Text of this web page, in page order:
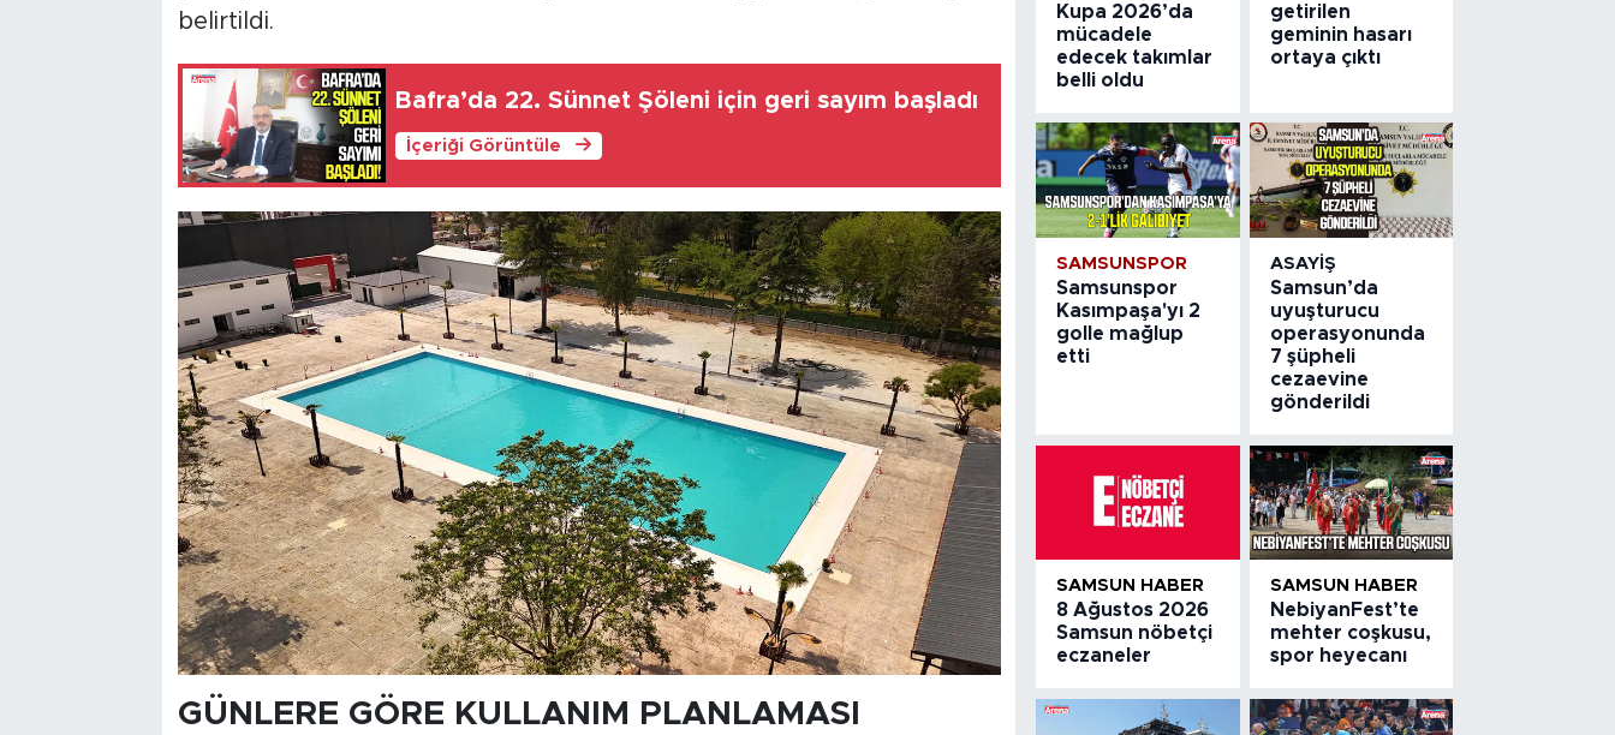
belirtildi.
Bafra’da 22. Sünnet Şöleni için geri sayım başladı
İçeriği Görüntüle
GÜNLERE GÖRE KULLANIM PLANLAMASI
Kupa 2026’da
mücadele
edecek takımlar
belli oldu
getirilen
geminin hasarı
ortaya çıktı
SAMSUNSPOR
Samsunspor
Kasımpaşa'yı 2
golle mağlup
etti
ASAYIŞ
Samsun’da
uyuşturucu
operasyonunda
7 şüpheli
cezaevine
gönderildi
SAMSUN HABER
8 Ağustos 2026
Samsun nöbetçi
eczaneler
SAMSUN HABER
NebiyanFest’te
mehter coşkusu,
spor heyecanı